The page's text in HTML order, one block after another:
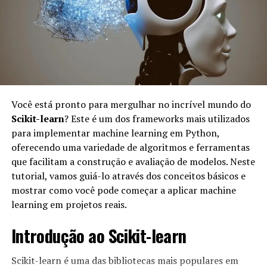
desenvolvimento (Dev) e operações (Ops), melhorando a
colaboração e a eficiência. Aqui estão algumas razões
pelas quais o MLOps é importante:
O MLOps permite automação de
processos, minimizando erros manuais e
Reprodutibilidade:Com boas práticas de MLOps,
é mais fácil reproduzir resultados, garantidos
através de versionamento de modelos e dados.
Escalabilidade:Permite que projetos de IA
cresçam de forma eficiente, lidando com mais
dados e aumentando a complexidade dos modelos
sem perder desempenho.
Monitoramento contínuo:O MLOps facilita o
monitoramento de modelos em produção,
identificando rapidamente quando um modelo não
Você está pronto para mergulhar no incrível mundo do
Scikit-learn? Este é um dos frameworks mais utilizados
para implementar machine learning em Python,
oferecendo uma variedade de algoritmos e ferramentas
que facilitam a construção e avaliação de modelos. Neste
tutorial, vamos guiá-lo através dos conceitos básicos e
mostrar como você pode começar a aplicar machine
learning em projetos reais.
Introdução ao Scikit-learn
Scikit-learn é uma das bibliotecas mais populares em